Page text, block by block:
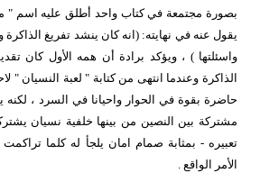
بصورة مجتمعة في كتاب واحد أطلق عليه اسم "
يقول عنه في نهايته: (انه كان ينشد تفريغ
واسئلتها ) ، ويؤكد برادة أن همه الأول كان
الذاكرة وعندما انتهى من كتابة " لعبة النسيان "
حاضرة بقوة في الحوار واحيانا في السرد ،
مشتركة بين النصين من بينها خلفية نسيان
تعبيره - بمثابة صمام امان يلجأ له كلما
الأمر الواقع .